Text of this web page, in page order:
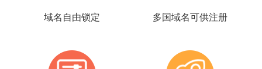
域名自由锁定 多国域名可供注册